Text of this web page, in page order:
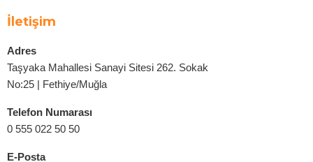
İletişim
Adres
Taşyaka Mahallesi Sanayi Sitesi 262. Sokak
No:25 | Fethiye/Muğla
Telefon Numarası
0 555 022 50 50
E-Posta